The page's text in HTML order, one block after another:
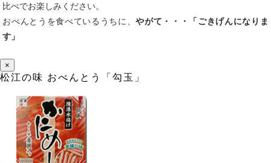
比べでお楽しみください。
おべんとうを食べているうちに、やがて・・・「ごきげんになりま
す」
×
松江の味 おべんとう「勾玉」